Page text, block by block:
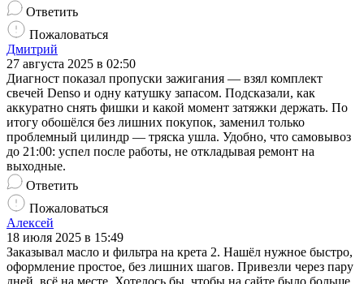
Ответить
Пожаловаться
Дмитрий
27 августа 2025 в 02:50
Диагност показал пропуски зажигания — взял комплект
свечей Denso и одну катушку запасом. Подсказали, как
аккуратно снять фишки и какой момент затяжки держать. По
итогу обошёлся без лишних покупок, заменил только
проблемный цилиндр — тряска ушла. Удобно, что самовывоз
до 21:00: успел после работы, не откладывая ремонт на
выходные.
Ответить
Пожаловаться
Алексей
18 июля 2025 в 15:49
Заказывал масло и фильтра на крета 2. Нашёл нужное быстро,
оформление простое, без лишних шагов. Привезли через пару
дней, всё на месте. Хотелось бы, чтобы на сайте было больше